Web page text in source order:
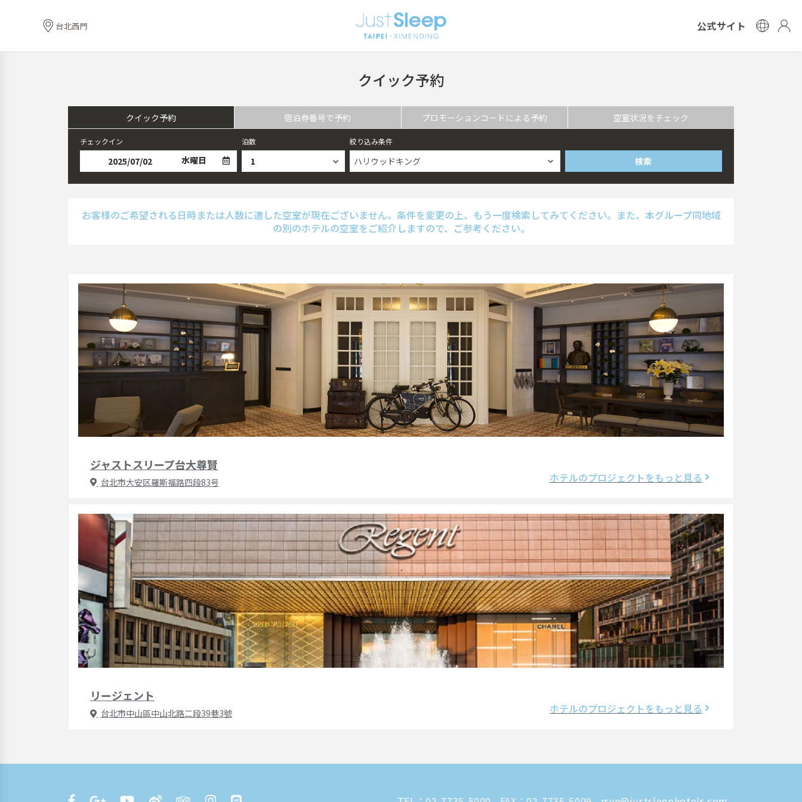
台北西門 公式サイト
クイック予約
クイック予約 宿泊券番号で予約 プロモーションコードによる予約 空室状況をチェック
チェックイン
水曜日
泊数 絞り込み条件
ハリウッドキング 検索
お客様のご希望される日時または人数に適した空室が現在ございません。条件を変更の上、もう一度検索してみてください。また、本グループ同地域
の別のホテルの空室をご紹介しますので、ご参考ください。
ジャストスリープ台大尊賢
台北市大安区羅斯福路四段83号 ホテルのプロジェクトをもっと見る
リージェント
台北市中山區中山北路二段39巷3號 ホテルのプロジェクトをもっと見る